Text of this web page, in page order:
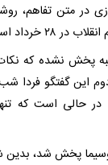
دلاری بازسازی در متن
خرداد است.»
از این مصاحبه پخش
پخش شد،